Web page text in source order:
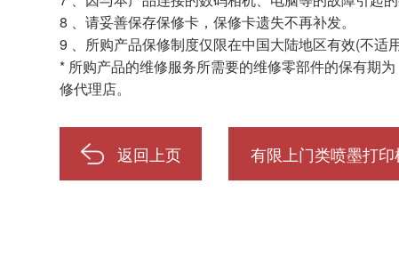
8 、请妥善保存保修卡，保修卡遗失不再补发。
9 、所购产品保修制度仅限在中国大陆地区有效(不适
* 所购产品的维修服务所需要的维修零部件的保有期
修代理店。
返回上页 有限上门类喷墨打印